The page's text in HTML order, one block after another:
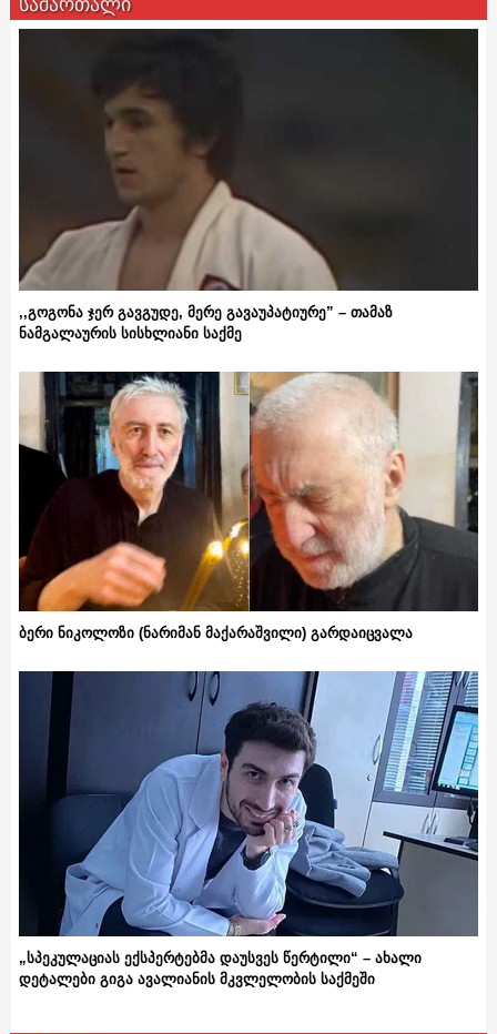
,,გოგონა ჯერ გავგუდე, მერე გავაუპატიურე” – თამაზ
ნამგალაურის სისხლიანი საქმე
ბერი ნიკოლოზი (ნარიმან მაქარაშვილი) გარდაიცვალა
„სპეკულაციას ექსპერტებმა დაუსვეს წერტილი“ – ახალი
დეტალები გიგა ავალიანის მკვლელობის საქმეში